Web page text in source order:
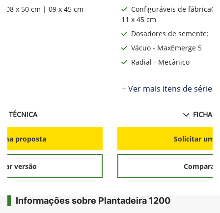
x 50 cm | 09 x 45 cm
TÉCNICA
proposta
versão
Configuráveis de
11 x 45 cm
Dosadores de semente:
Vácuo - MaxEmerge 5
Radial - Mecânico
+ Ver mais itens de série
FICHA
Solicitar
Comparar
Informações sobre Plantadeira 1200